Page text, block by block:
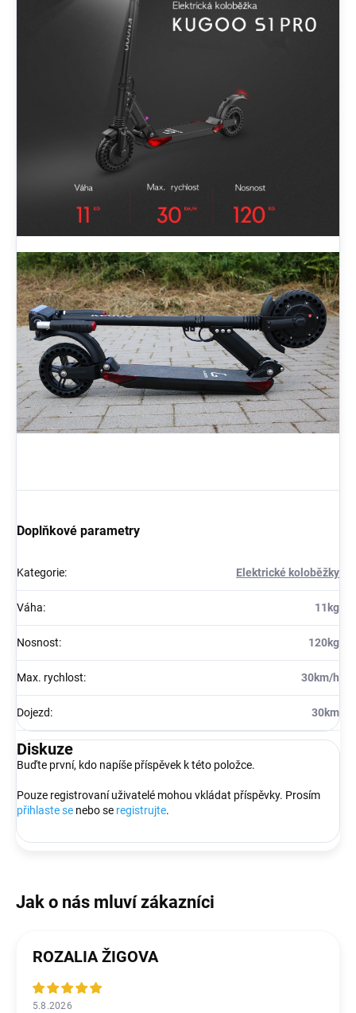
Doplňkové parametry
Kategorie: Elektrické koloběžky
Váha: 11kg
Nosnost: 120kg
Max. rychlost: 30km/h
Dojezd: 30km
Diskuze
Buďte první, kdo napíše příspěvek k této položce.
Pouze registrovaní uživatelé mohou vkládat příspěvky. Prosím
přihlaste se nebo se registrujte.
ROZALIA ŽIGOVA
5.8.2026